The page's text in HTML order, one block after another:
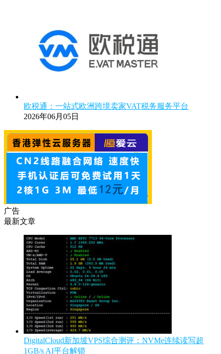
欧税通：一站式欧洲跨境卖家VAT税务服务平台
2026年06月05日
广告
最新文章
DigitalCloud新加坡VPS综合测评：NVMe连续读写超
1GB/s AI平台解锁